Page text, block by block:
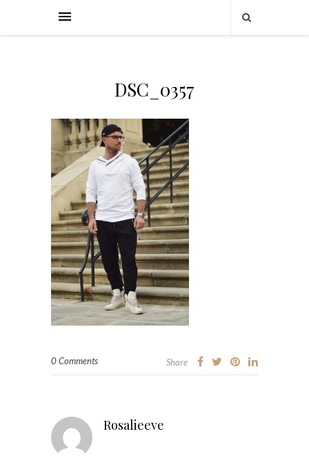
DSC_0357
0 Comments Share
Rosalieeve